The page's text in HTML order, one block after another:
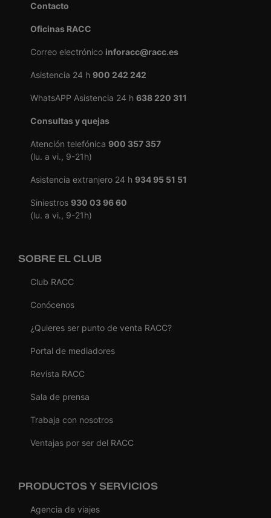
Contacto
Oficinas RACC
Correo electrónico inforacc@racc.es
Asistencia 24 h 900 242 242
WhatsAPP Asistencia 24 h 638 220 311
Consultas y quejas
Atención telefónica 900 357 357
(lu. a vi., 9-21h)
Asistencia extranjero 24 h 934 95 51 51
Siniestros 930 03 96 60
(lu. a vi., 9-21h)
SOBRE EL CLUB
Club RACC
Conócenos
¿Quieres ser punto de venta RACC?
Portal de mediadores
Revista RACC
Sala de prensa
Trabaja con nosotros
Ventajas por ser del RACC
PRODUCTOS Y SERVICIOS
Agencia de viajes